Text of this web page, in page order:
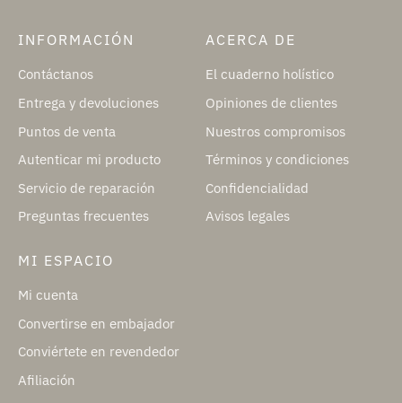
INFORMACIÓN
Contáctanos
Entrega y devoluciones
Puntos de venta
Autenticar mi producto
Servicio de reparación
Preguntas frecuentes
ACERCA DE
El cuaderno holístico
Opiniones de clientes
Nuestros compromisos
Términos y condiciones
Confidencialidad
Avisos legales
MI ESPACIO
Mi cuenta
Convertirse en embajador
Conviértete en revendedor
Afiliación